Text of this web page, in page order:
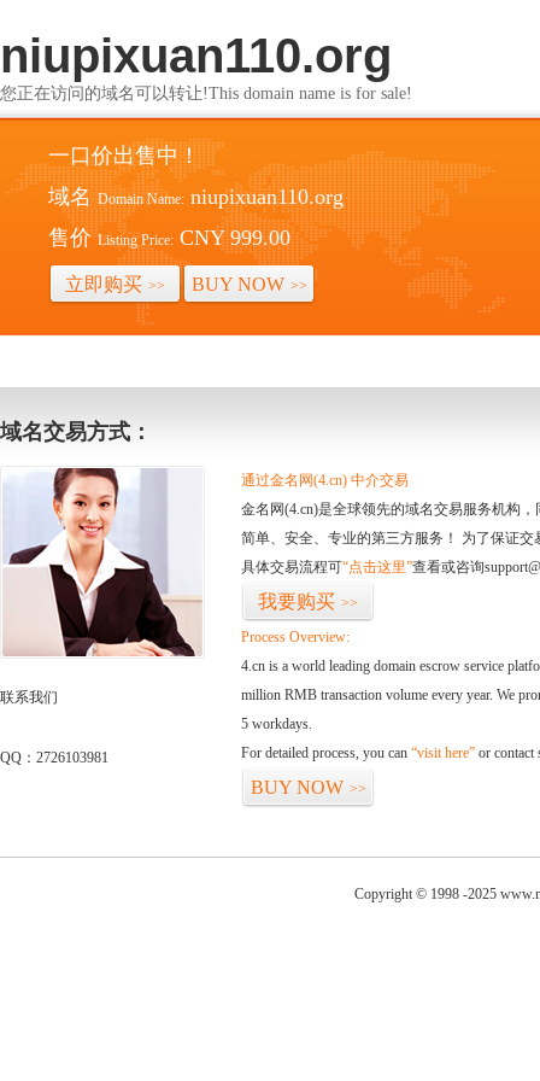
niupixuan110.org
您正在访问的域名可以转让!This domain name is for sale!
一口价出售中！
域名 Domain Name: niupixuan110.org
售价 Listing Price: CNY 999.00
立即购买 >> BUY NOW >>
域名交易方式：
联系我们
QQ：2726103981
通过金名网(4.cn) 中介交易
金名网(4.cn)是全球领先的域名交易服务机构
简单、安全、专业的第三方服务！ 为了保证
具体交易流程可“点击这里”查看或咨询
我要购买 >>
Process Overview:
4.cn is a world leading domain escrow service
million RMB transaction volume every year. We
5 workdays.
For detailed process, you can “visit here” or contact
BUY NOW >>
Copyright © 1998 -2025